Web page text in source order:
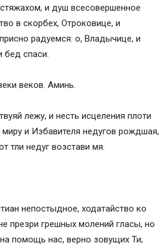
и душ всесовершенное
в скорбех, Отроковице, и
рaдуемся: о, Владычице, и
бед спаси.
веков. Аминь.
лежу, и несть исцеления плоти
и Избaвителя недугов рождшая,
тли недуг возстaви мя.
непостыдное, ходaтайство ко
презри грешных молений глaсы, но
помощь нас, верно зовущих Ти;